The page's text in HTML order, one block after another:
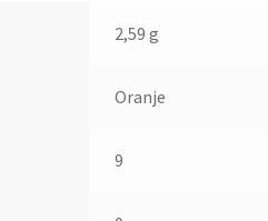
2,59 g
Oranje
9